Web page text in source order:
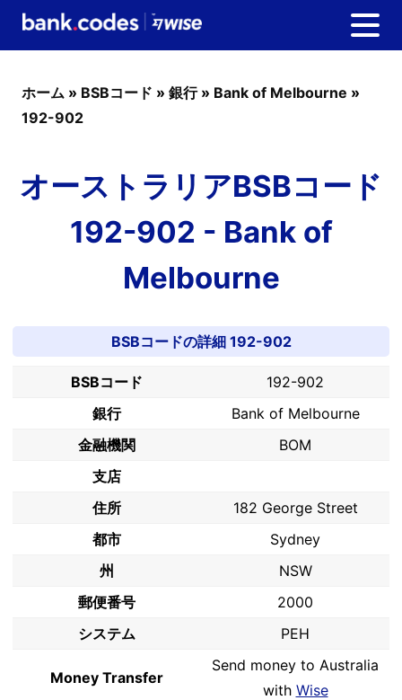
ホーム » BSBコード » 銀行» Bank of Melbourne »
192-902
オーストラリアBSBコード
192-902 - Bank of
Melbourne
BSBコードの詳細 192-902
BSBコード
192-902
銀行
Bank of Melbourne
金融機関
BOM
支店
住所
182 George Street
都市
Sydney
州
NSW
郵便番号
2000
システム
PEH
Money Transfer
Send money to Australia
with Wise